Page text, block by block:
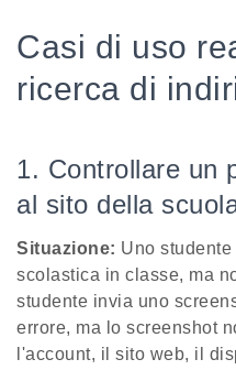
Casi di uso
ricerca di
1. Controllare un
al sito della
Situazione: Uno
scolastica in classe, ma
studente invia uno
errore, ma lo screenshot
l'account, il sito web, il